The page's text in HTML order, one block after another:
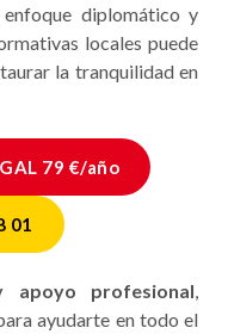
diplomático y
locales puede
la tranquilidad en
79 €/año
01
apoyo profesional
ayudarte en todo el